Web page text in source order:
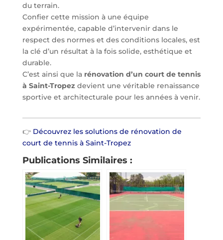
du terrain.
Confier cette mission à une équipe
expérimentée, capable d’intervenir dans le
respect des normes et des conditions locales, est
la clé d’un résultat à la fois solide, esthétique et
durable.
C’est ainsi que la rénovation d’un court de tennis
à Saint-Tropezdevient une véritable renaissance
sportive et architecturale pour les années à venir.
👉 Découvrez les solutions de rénovation de
court de tennis à Saint-Tropez
Publications Similaires :